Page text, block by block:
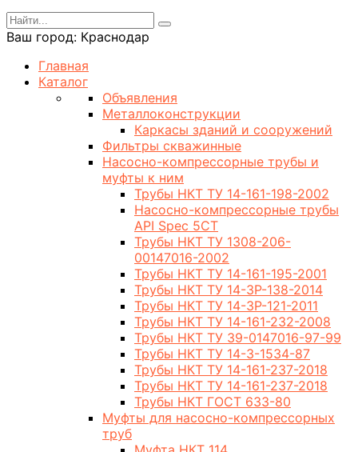
Ваш город: Краснодар
Главная
Каталог
Объявления
Металлоконструкции
Каркасы зданий и сооружений
Фильтры скважинные
Насосно-компрессорные трубы и
муфты к ним
Трубы НКТ ТУ 14-161-198-2002
Насосно-компрессорные трубы
API Spec 5CT
Трубы НКТ ТУ 1308-206-
00147016-2002
Трубы НКТ ТУ 14-161-195-2001
Трубы НКТ ТУ 14-3Р-138-2014
Трубы НКТ ТУ 14-3Р-121-2011
Трубы НКТ ТУ 14-161-232-2008
Трубы НКТ ТУ 39-0147016-97-99
Трубы НКТ ТУ 14-3-1534-87
Трубы НКТ ТУ 14-161-237-2018
Трубы НКТ ТУ 14-161-237-2018
Трубы НКТ ГОСТ 633-80
Муфты для насосно-компрессорных
труб